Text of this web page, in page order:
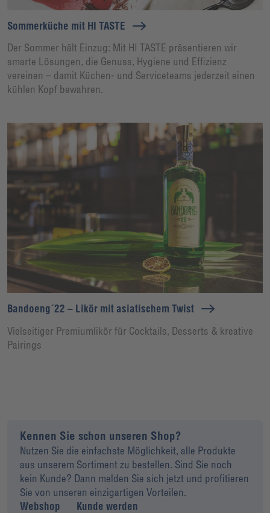
Sommerküche mit HI TASTE
Der Sommer hält Einzug: Mit HI TASTE präsentieren wir
smarte Lösungen, die Genuss, Hygiene und Effizienz
vereinen – damit Küchen- und Serviceteams jederzeit einen
kühlen Kopf bewahren.
Bandoeng´22 – Likör mit asiatischem Twist
Vielseitiger Premiumlikör für Cocktails, Desserts & kreative
Pairings
Kennen Sie schon unseren Shop?
Nutzen Sie die einfachste Möglichkeit, alle Produkte
aus unserem Sortiment zu bestellen. Sind Sie noch
kein Kunde? Dann melden Sie sich jetzt und profitieren
Sie von unseren einzigartigen Vorteilen.
Webshop
Kunde werden